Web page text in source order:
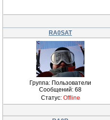
RA0SAT
Группа: Пользователи
Сообщений: 68
Статус: Offline